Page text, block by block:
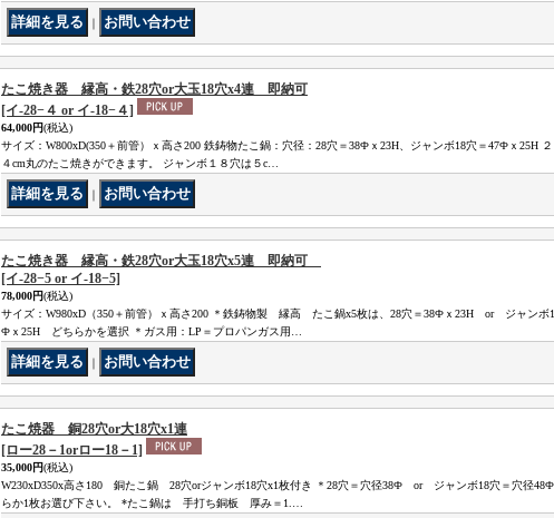
｜
たこ焼き器 縁高・鉄28穴or大玉18穴x4連 即納可
[イ‐28−４ or イ‐18−４]
64,000円(税込)
サイズ：W800xD(350＋前管）ｘ高さ200 鉄鋳物たこ鍋：穴径：28穴＝38Фｘ23H、ジャンボ18穴＝47Фｘ25H
４cm丸のたこ焼きができます。 ジャンボ１８穴は５c…
｜
たこ焼き器 縁高・鉄28穴or大玉18穴x5連 即納可
[イ‐28−5 or イ‐18−5]
78,000円(税込)
サイズ：W980xD（350＋前管）ｘ高さ200 ＊鉄鋳物製 縁高 たこ鍋x5枚は、28穴＝38Фｘ23H or ジャンボ
Фｘ25H どちらかを選択 ＊ガス用：LP＝プロパンガス用…
｜
たこ焼器 銅28穴or大18穴x1連
[ロー28－1orロー18－1]
35,000円(税込)
W230xD350x高さ180 銅たこ鍋 28穴orジャンボ18穴x1枚付き ＊28穴＝穴径38Ф or ジャンボ18穴＝穴径
らか1枚お選び下さい。 *たこ鍋は 手打ち銅板 厚み＝1.…